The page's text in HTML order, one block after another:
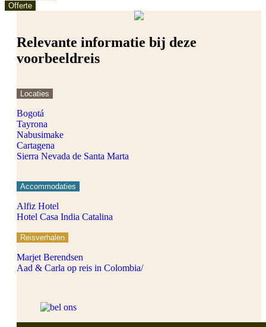
Offerte
Relevante informatie bij deze
voorbeeldreis
Locaties
Bogotá
Tayrona
Nabusimake
Cartagena
Sierra Nevada de Santa Marta
Accommodaties
Alfiz Hotel
Hotel Casa India Catalina
Reisverhalen
Marjet Berendsen
Aad & Carla op reis in Colombia/